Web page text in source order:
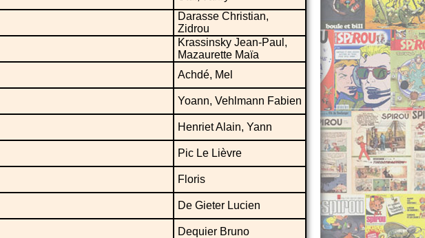
Darasse Christian,
Zidrou
Krassinsky Jean-Paul,
Mazaurette Maïa
Achdé, Mel
Yoann, Vehlmann Fabien
Henriet Alain, Yann
Pic Le Lièvre
Floris
De Gieter Lucien
Dequier Bruno